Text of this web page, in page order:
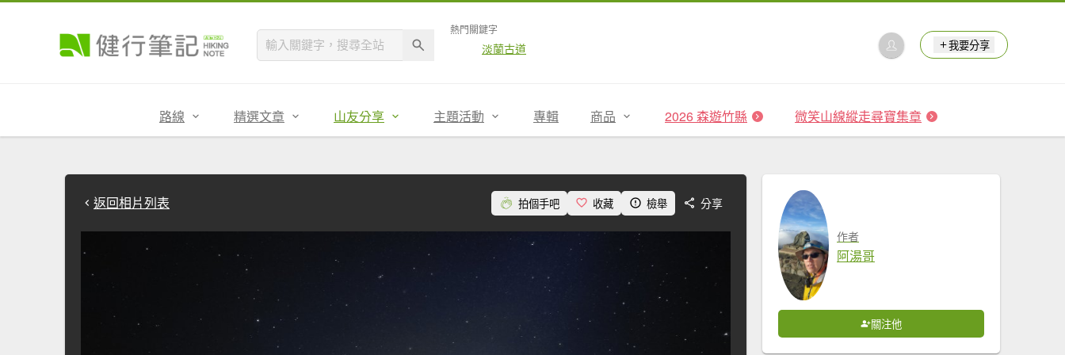
熱門關鍵字
淡蘭古道 我要分享
路線 精選文章 山友分享 主題活動 專輯 商品 2026 森遊竹縣 微笑山線縱走尋寶集章
返回相片列表 拍個手吧 收藏 檢舉 分享
作者
阿湯哥
關注他